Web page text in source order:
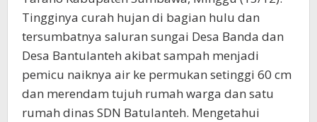
Tingginya curah hujan di bagian hulu dan
tersumbatnya saluran sungai Desa Banda dan
Desa Bantulanteh akibat sampah menjadi
pemicu naiknya air ke permukan setinggi 60 cm
dan merendam tujuh rumah warga dan satu
rumah dinas SDN Batulanteh. Mengetahui